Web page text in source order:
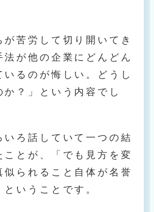
が苦労して切り開いてき
法が他の企業にどんどん
いるのが悔しい。どうし
か？」という内容でし
いろ話していて一つの結
ことが、「でも見方を変
似られること自体が名誉
いうことです。